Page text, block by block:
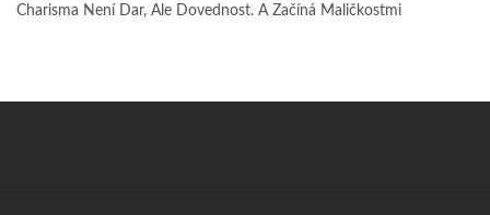
Charisma Není Dar, Ale Dovednost. A Začíná Maličkostmi